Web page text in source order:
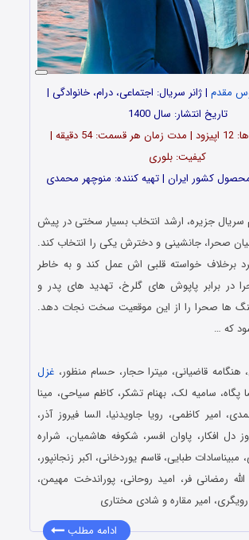
مقدم | ژانر سریال: اجتماعی، درام، خانوادگی |
تاریخ انتشار: سال 1400
تعداد قسمت ها: 12 اپیزود | مدت زمان هر قسمت: 54 دقیقه |
کیفیت: بلوری
جزیره، ارشد انتخاب بسیار سختی در پیش
میان صحرا، جانشینی و دخترش یکی را انتخاب کند.
برخلاف خواسته قلبی اش عمل کند و به خاطر
در برابر پاپوش های گلرخ، تهدید های پدر و
ها صحرا را از این موقعیت سخت نجات دهد.
که …
قاضیانی، میترا حجار، حسام منظور، غزل
پگاه، سامیه لک، بهنام تشکر، کاظم سیاحی، مینا
امیر کاظمی، رویا جاویدنیا، السا فیروز آذر،
دل افکار، پاوان افسر، شکوفه هاشمیان، شراره
مبیناسادات طبایی، قاسم یوردخانی، اکبر زنجانپور،
رمضانی فر، امید روحانی، پوراندخت مهیمن،
امیر مقاره و شادی مختاری
ادامه مطلب